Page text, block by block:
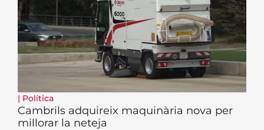
| Política
Cambrils adquireix maquinària nova per
millorar la neteja